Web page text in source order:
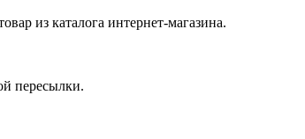
из каталога интернет-магазина.
пересылки.